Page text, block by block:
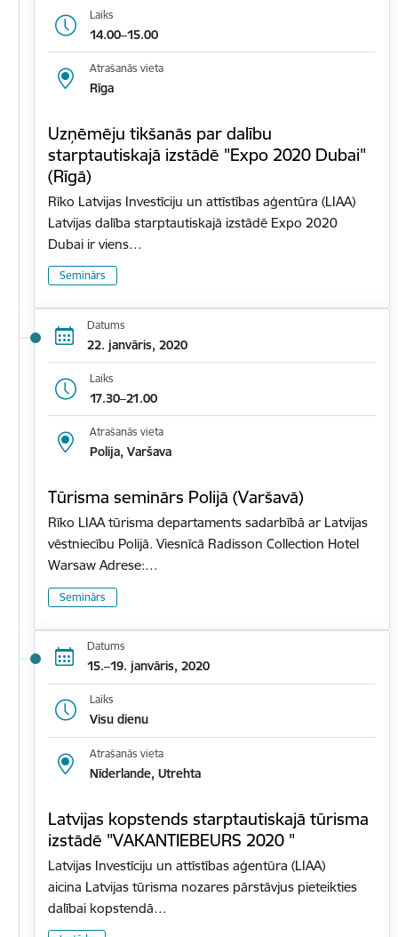
Laiks
14.00–15.00
Atrašanās vieta
Rīga
Uzņēmēju tikšanās par dalību
starptautiskajā izstādē "Expo 2020 Dubai"
(Rīgā)
Rīko Latvijas Investīciju un attīstības aģentūra (LIAA)
Latvijas dalība starptautiskajā izstādē Expo 2020
Dubai ir viens…
Seminārs
Datums
22. janvāris, 2020
Laiks
17.30–21.00
Atrašanās vieta
Polija, Varšava
Tūrisma seminārs Polijā (Varšavā)
Rīko LIAA tūrisma departaments sadarbībā ar Latvijas
vēstniecību Polijā. Viesnīcā Radisson Collection Hotel
Warsaw Adrese:…
Seminārs
Datums
15.–19. janvāris, 2020
Laiks
Visu dienu
Atrašanās vieta
Nīderlande, Utrehta
Latvijas kopstends starptautiskajā tūrisma
izstādē "VAKANTIEBEURS 2020 "
Latvijas Investīciju un attīstības aģentūra (LIAA)
aicina Latvijas tūrisma nozares pārstāvjus pieteikties
dalībai kopstendā…